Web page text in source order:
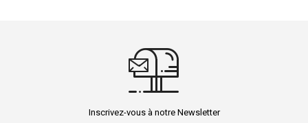
Inscrivez-vous à notre Newsletter